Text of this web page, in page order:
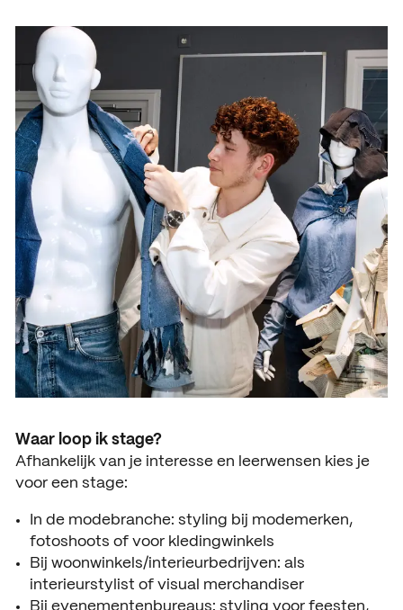
Waar loop ik stage?
Afhankelijk van je interesse en leerwensen kies je
voor een stage:
In de modebranche: styling bij modemerken,
fotoshoots of voor kledingwinkels
Bij woonwinkels/interieurbedrijven: als
interieurstylist of visual merchandiser
Bij evenementenbureaus: styling voor feesten,